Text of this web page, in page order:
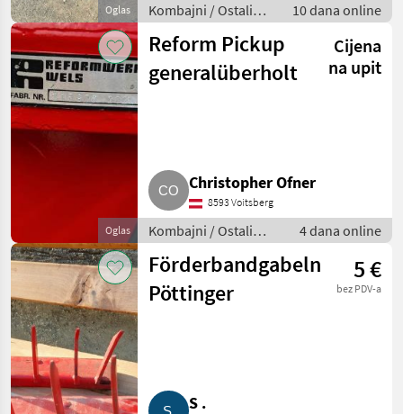
Oglas
Kombajni / Ostali
kombajni
10 dana online
Oglas
Reform Pickup
generalüberholt
Cijena
na upit
Christopher Ofner
8593 Voitsberg
Kombajni / Ostali
kombajni
4 dana online
Förderbandgabeln
Pöttinger
5 €
bez PDV-a
S .